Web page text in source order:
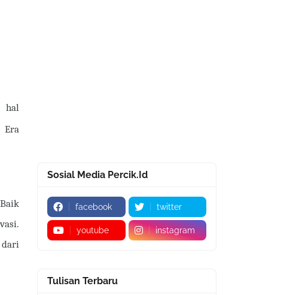
hal
Era
dari
Sosial Media Percik.Id
facebook twitter
youtube instagram
Tulisan Terbaru